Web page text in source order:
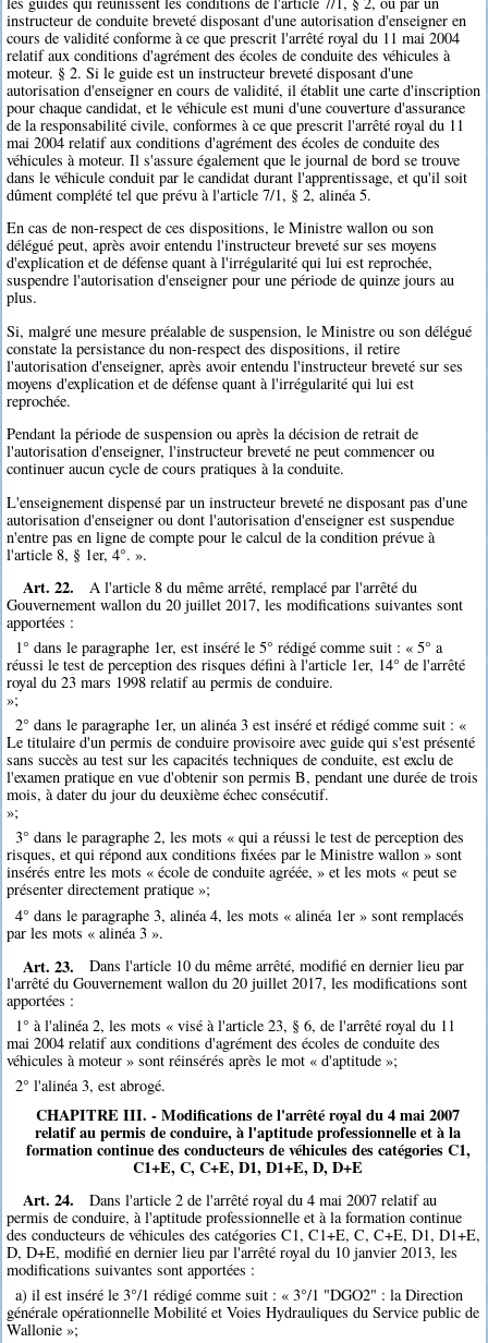
instructeur de conduite breveté disposant d'une autorisation d'enseigner en
cours de validité conforme à ce que prescrit l'arrêté royal du 11 mai 2004
relatif aux conditions d'agrément des écoles de conduite des véhicules à
moteur. § 2. Si le guide est un instructeur breveté disposant d'une
autorisation d'enseigner en cours de validité, il établit une carte d'inscription
pour chaque candidat, et le véhicule est muni d'une couverture d'assurance
de la responsabilité civile, conformes à ce que prescrit l'arrêté royal du 11
mai 2004 relatif aux conditions d'agrément des écoles de conduite des
véhicules à moteur. Il s'assure également que le journal de bord se trouve
dans le véhicule conduit par le candidat durant l'apprentissage, et qu'il soit
dûment complété tel que prévu à l'article 7/1, § 2, alinéa 5.
En cas de non-respect de ces dispositions, le Ministre wallon ou son
délégué peut, après avoir entendu l'instructeur breveté sur ses moyens
d'explication et de défense quant à l'irrégularité qui lui est reprochée,
suspendre l'autorisation d'enseigner pour une période de quinze jours au
plus.
Si, malgré une mesure préalable de suspension, le Ministre ou son délégué
constate la persistance du non-respect des dispositions, il retire
l'autorisation d'enseigner, après avoir entendu l'instructeur breveté sur ses
moyens d'explication et de défense quant à l'irrégularité qui lui est
reprochée.
Pendant la période de suspension ou après la décision de retrait de
l'autorisation d'enseigner, l'instructeur breveté ne peut commencer ou
continuer aucun cycle de cours pratiques à la conduite.
L'enseignement dispensé par un instructeur breveté ne disposant pas d'une
autorisation d'enseigner ou dont l'autorisation d'enseigner est suspendue
n'entre pas en ligne de compte pour le calcul de la condition prévue à
l'article 8, § 1er, 4°. ».
Art. 22.
A l'article 8 du même arrêté, remplacé par l'arrêté du
Gouvernement wallon du 20 juillet 2017, les modifications suivantes sont
apportées :
1° dans le paragraphe 1er, est inséré le 5° rédigé comme suit : « 5° a
réussi le test de perception des risques défini à l'article 1er, 14° de l'arrêté
royal du 23 mars 1998 relatif au permis de conduire.
»;
2° dans le paragraphe 1er, un alinéa 3 est inséré et rédigé comme suit : «
Le titulaire d'un permis de conduire provisoire avec guide qui s'est présenté
sans succès au test sur les capacités techniques de conduite, est exclu de
l'examen pratique en vue d'obtenir son permis B, pendant une durée de trois
mois, à dater du jour du deuxième échec consécutif.
»;
3° dans le paragraphe 2, les mots « qui a réussi le test de perception des
risques, et qui répond aux conditions fixées par le Ministre wallon » sont
insérés entre les mots « école de conduite agréée, » et les mots « peut se
présenter directement pratique »;
4° dans le paragraphe 3, alinéa 4, les mots « alinéa 1er » sont remplacés
par les mots « alinéa 3 ».
Art. 23.
Dans l'article 10 du même arrêté, modifié en dernier lieu par
l'arrêté du Gouvernement wallon du 20 juillet 2017, les modifications sont
apportées :
1° à l'alinéa 2, les mots « visé à l'article 23, § 6, de l'arrêté royal du 11
mai 2004 relatif aux conditions d'agrément des écoles de conduite des
véhicules à moteur » sont réinsérés après le mot « d'aptitude »;
2° l'alinéa 3, est abrogé.
CHAPITRE III. - Modifications de l'arrêté royal du 4 mai 2007
relatif au permis de conduire, à l'aptitude professionnelle et à la
formation continue des conducteurs de véhicules des catégories C1,
C1+E, C, C+E, D1, D1+E, D, D+E
Art. 24.
Dans l'article 2 de l'arrêté royal du 4 mai 2007 relatif au
permis de conduire, à l'aptitude professionnelle et à la formation continue
des conducteurs de véhicules des catégories C1, C1+E, C, C+E, D1, D1+E,
D, D+E, modifié en dernier lieu par l'arrêté royal du 10 janvier 2013, les
modifications suivantes sont apportées :
a) il est inséré le 3°/1 rédigé comme suit : « 3°/1 "DGO2" : la Direction
générale opérationnelle Mobilité et Voies Hydrauliques du Service public de
Wallonie »;